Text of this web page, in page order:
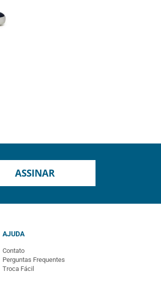
ASSINAR
AJUDA
Contato
Perguntas Frequentes
Troca Fácil